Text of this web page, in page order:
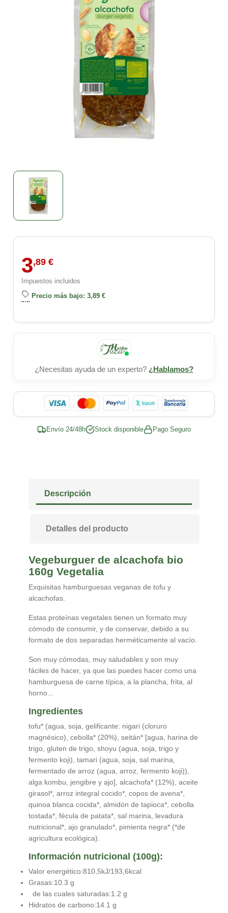
3,89 €
Impuestos incluidos
Precio más bajo: 3,89 €
¿Necesitas ayuda de un experto? ¿Hablamos?
Envío 24/48h Stock disponible Pago Seguro
Descripción
Detalles del producto
Vegeburguer de alcachofa bio
160g Vegetalia
Exquisitas hamburguesas veganas de tofu y
alcachofas.
Estas proteínas vegetales tienen un formato muy
cómodo de consumir, y de conservar, debido a su
formato de dos separadas herméticamente al vacío.
Son muy cómodas, muy saludables y son muy
fáciles de hacer, ya que las puedes hacer como una
hamburguesa de carne típica, a la plancha, frita, al
horno...
Ingredientes
tofu* (agua, soja, gelificante: nigari (cloruro
magnésico), cebolla* (20%), seitán* [agua, harina de
trigo, gluten de trigo, shoyu (agua, soja, trigo y
fermento koji), tamari (agua, soja, sal marina,
fermentado de arroz (agua, arroz, fermento koji)),
alga kombu, jengibre y ajo], alcachofa* (12%), aceite
girasol*, arroz integral cocido*, copos de avena*,
quinoa blanca cocida*, almidón de tapioca*, cebolla
tostada*, fécula de patata*, sal marina, levadura
nutricional*, ajo granulado*, pimienta negra* (*de
agricultura ecológica).
Información nutricional (100g):
Valor energético:810,5kJ/193,6kcal
Grasas:10.3 g
de las cuales saturadas:1.2 g
Hidratos de carbono:14.1 g